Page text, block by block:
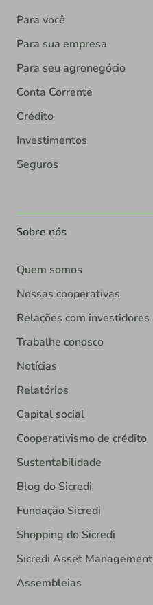
Para você
Para sua empresa
Para seu agronegócio
Conta Corrente
Crédito
Investimentos
Seguros
Sobre nós
Quem somos
Nossas cooperativas
Relações com investidores
Trabalhe conosco
Notícias
Relatórios
Capital social
Cooperativismo de crédito
Sustentabilidade
Blog do Sicredi
Fundação Sicredi
Shopping do Sicredi
Sicredi Asset Management
Assembleias